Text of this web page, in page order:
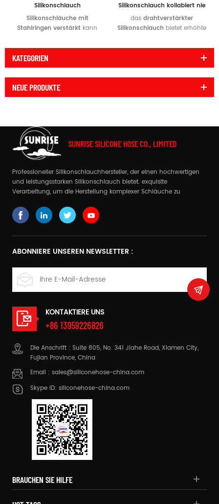
Silikonschlauch
stoßdämpfend
Silikonschläuche mit
Stahlringen verstärkt kann
widerstehen. sunrise liefert
verschiedene Silikonschläuche
für Bus, Fahrzeug, LKW, LKW
und Feuerwehr
Silikonschlauch kollabiert nie
unter Vakuum
das drahtverstärkter
Silikonschlauch bietet erhöhte
hohem Vakuumdruck und
kollabiert nicht unter Vakuum.
dasSilikonschlauch mit
Drahtist eine spezielle
Vakuumanwendungen.
Drahtverstärkung ist da!
KATEGORIEN
NEUE PRODUKTE
SUNRISE SILICONE HOSE CO., LIMITED
Professioneller Silikonschlauchhersteller, der einen hochwertigen
und leistungsstarken Silikonschlauch bietet. exquisite
Verarbeitung, um die Herstellung komplexer Schläuche zu
ABONNIERE UNSEREN NEWSLETTER :
KONTAKTIERE UNS
+86 13959226826
Die Anschrift : Suite 805, No. 341 Jiahe Road, Xiamen City,
Fujian Province, China
Email : sales@siliconehose-china.com
Skype ID: siliconehose-china.com
BRAUCHEN SIE HILFE